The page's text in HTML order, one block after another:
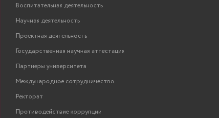
Воспитательная деятельность
Научная деятельность
Проектная деятельность
Государственная научная аттестация
Партнеры университета
Международное сотрудничество
Ректорат
Противодействие коррупции